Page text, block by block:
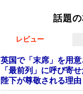
話題
レビュー
英国で「末席」を用
「最前列」に呼び寄
陛下が尊敬される理由